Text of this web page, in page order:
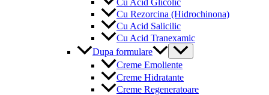
Cu Acid Glicolic
Cu Rezorcina (Hidrochinona)
Cu Acid Salicilic
Cu Acid Tranexamic
Dupa formulare
Menu
Toggle
Creme Emoliente
Creme Hidratante
Creme Regeneratoare